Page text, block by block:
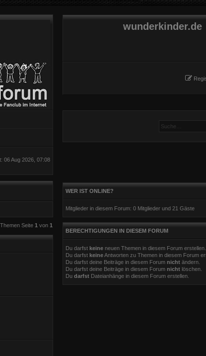
wunderkinder.de
06 Aug 2026, 07:08
Seite 1 von 1
WER IST ONLINE?
Mitglieder in diesem Forum: 0 Mitglieder und 21 Gäste
BERECHTIGUNGEN IN DIESEM FORUM
Du darfst keineneuen Themen in diesem Forum erstellen.
Du darfst keineAntworten zu Themen in diesem Forum
Du darfst deine Beiträge in diesem Forum nichtändern.
Du darfst deine Beiträge in diesem Forum nichtlöschen.
Du darfstDateianhänge in diesem Forum erstellen.